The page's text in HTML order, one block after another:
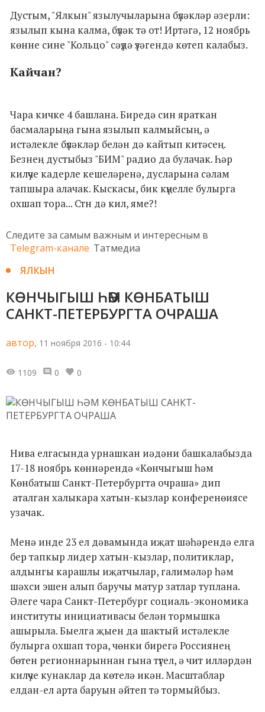
Дустым, "Ялкын" язылучыларына бүләкләр әзерли:
язылып кына калма, бүләк тә от! Иртәгә, 12 ноябрь
көнне сине "Кольцо" сәүдә үзәгендә көтеп калабыз.
Кайчан?
Чара кичке 4 башлана. Биредә син яраткан
басмаларыңа гына язылып калмыйсың, ә
истәлекле бүләкләр белән дә кайтып китәсең.
Безнең дустыбыз "БИМ" радио да булачак. Һәр
килүче кадерле кешеләренә, дусларына сәлам
тапшыра алачак. Кыскасы, бик күңелле булырга
охшап тора... Стн дә кил, яме?!
Следите за самым важным и интересным в
Telegram-канале Татмедиа
ЯЛКЫН
КӨНЧЫГЫШ ҺӘМ КӨНБАТЫШ
САНКТ-ПЕТЕРБУРГТА ОЧРАША
автор, 11 ноября 2016 - 10:44
1109 0 0
Нива елгасында урнашкан иәдәни башкалабызда
17-18 ноябрь көннәрендә «Көнчыгыш һәм
Көнбатыш Санкт-Петербургта очраша» дип
аталган халыкара хатын-кызлар конференөиясе
узачак.
Менә инде 23 ел дәвамында иҗат шәһәрендә елга
бер тапкыр лидер хатын-кызлар, политиклар,
алдынгы карашлы иҗатчылар, галимәләр һәм
шәхси эшен алып баручы матур затлар туплана.
Әлеге чара Санкт-Петербург социаль-экономика
институты инициативасы белән тормышка
ашырыла. Быелга җыен да шактый истәлекле
булырга охшап тора, чөнки бирегә Россиянең
бөтен регионнарыннан гына түгел, ә чит илләрдән
килүче кунаклар да көтелә икән. Масштаблар
елдан-ел арта баруын әйтеп тә тормыйбыз.